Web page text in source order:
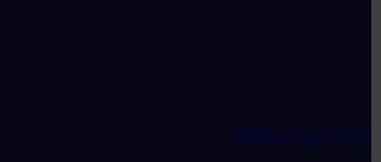
Maak een account